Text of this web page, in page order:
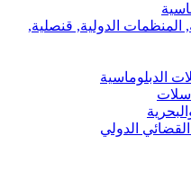
المنظمات الدولية, قنصلية,
الدبلوماسية
الدولي